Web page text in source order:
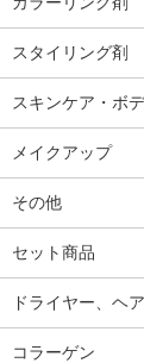
スタイリング剤
スキンケア・ボ
メイクアップ
その他
セット商品
ドライヤー、ヘ
コラーゲン